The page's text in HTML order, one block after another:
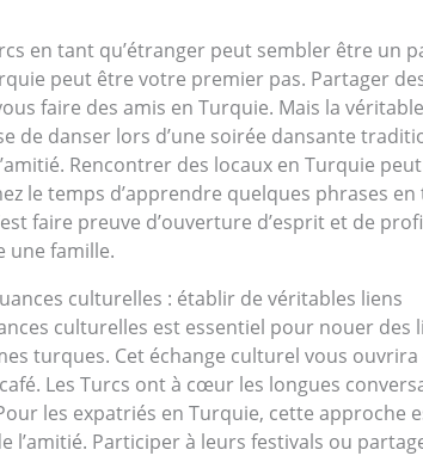
en tant qu’étranger peut sembler être un
peut être votre premier pas. Partager
faire des amis en Turquie. Mais la
de danser lors d’une soirée dansante
Rencontrer des locaux en Turquie
le temps d’apprendre quelques phrases
faire preuve d’ouverture d’esprit et de
une famille.
culturelles : établir de véritables liens
culturelles est essentiel pour nouer
turques. Cet échange culturel vous
Les Turcs ont à cœur les longues
les expatriés en Turquie, cette approche
l’amitié. Participer à leurs festivals ou